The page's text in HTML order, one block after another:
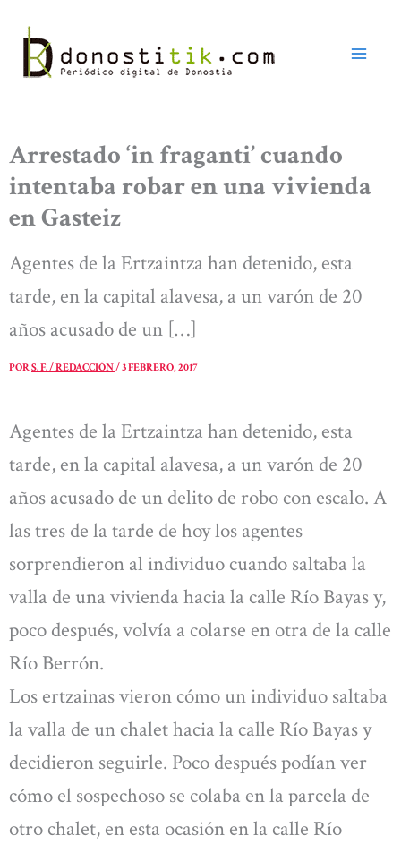
contenido
Arrestado ‘in fraganti’ cuando
intentaba robar en una vivienda
en Gasteiz
Agentes de la Ertzaintza han detenido, esta
tarde, en la capital alavesa, a un varón de 20
años acusado de un […]
PORS. F. / REDACCIÓN/3 FEBRERO, 2017
Agentes de la Ertzaintza han detenido, esta
tarde, en la capital alavesa, a un varón de 20
años acusado de un delito de robo con escalo. A
las tres de la tarde de hoy los agentes
sorprendieron al individuo cuando saltaba la
valla de una vivienda hacia la calle Río Bayas y,
poco después, volvía a colarse en otra de la calle
Río Berrón.
Los ertzainas vieron cómo un individuo saltaba
la valla de un chalet hacia la calle Río Bayas y
decidieron seguirle. Poco después podían ver
cómo el sospechoso se colaba en la parcela de
otro chalet, en esta ocasión en la calle Río